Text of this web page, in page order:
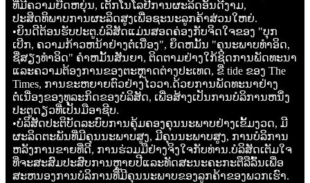
ທີ່ມີຄວາມຍືດຫຍຸ່ນ, ເຕັກໂນໂລຢີການຜະລິດອັນດີງາມ,
ປະສິດທິພາບການຜະລິດສູງເພື່ອຊະນະລູກຄ້າສ່ວນໃຫຍ່.
•ຍິນດີຕ້ອນຮັບປະຕູ.ບໍລິສັດແມ່ນສອດຄ່ອງກັບຈິດໃຈຂອງ "ບຸກ
ເບີກ, ຄວາມກ້າວຫນ້າຢ່າງຕໍ່ເນື່ອງ", ຍຶດຫມັ້ນ "ຄຸນະພາບທໍາອິດ,
ຊື່ສຽງທໍາອິດ" ຄໍາຫມັ້ນສັນຍາ, ຕິດຕາມຢ່າງໃກ້ຊິດການພັດທະນາ
ແລະຄວາມຕ້ອງການຂອງຕະຫຼາດຕ່າງປະເທດ, ຂີ່ tide ຂອງ The
Times, ການຂະຫຍາຍຕົວຢ່າງໄວວາ.ດ້ວຍການພັດທະນາຢ່າງ
ຕໍ່ເນື່ອງຂອງທຸລະກິດຂອງບໍລິສັດ, ເພື່ອສ້າງເປັນການບໍລິການຫນຶ່ງ
ປະຕູດຽວທີ່ເປັນມືອາຊີບ.
•ບໍລິສັດປະຕິບັດລະບົບການຄຸ້ມຄອງຄຸນນະພາບຢ່າງເຂັ້ມງວດ, ມີ
ຜະລິດຕະພັນທີ່ມີຄຸນນະພາບສູງ, ມີຄຸນນະພາບສູງ, ການບໍລິການ
ຫລັງການຂາຍທີ່ດີ, ການຮ່ວມມືຢ່າງຈິງໃຈກັບທ່ານ.ບໍລິສັດເຕັມໃຈ
ທີ່ຈະສະສົມປະສົບການຫຼາຍປີແລະທັດສະນະຄະກະຕືລືລົ້ນເພື່ອ
ສະຫນອງການບໍລິການທີ່ມີຄຸນນະພາບຂອງລູກຄ້າຂອງພວກເຮົາ.